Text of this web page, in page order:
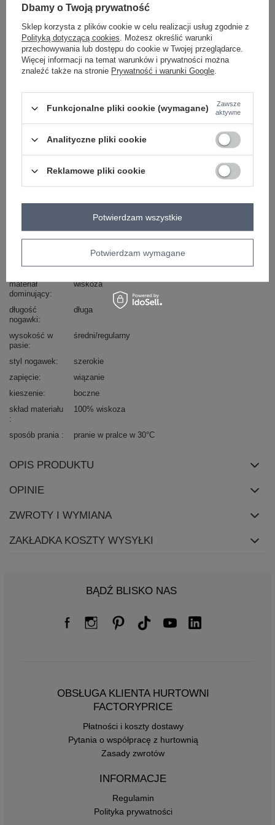
różowy
ZALOGUJ SIĘ I ZOBACZ CENĘ
Masz pytanie? Chętnie pomożemy.
Zadzwoń+48 601 547 740 Zadaj pytanie
skład materiału : 100% wiskoza
sposób prania : pranie w pralce w 30°C
okazja
codzienne
dominujący
gładki
materiał
dominujący
wiskoza
długość
nogawki
długa
wysokość w
pasie
średni/regularny
styl nogawek
szerokie
zapięcie
wiązanie
kieszenie
boczne
skład materiału
100% wiskoza
sposób prania pranie w pralce w 30°C
OPIS PRODUKTU
OPINIE
ZWROTY I WYMIANA
ZAKŁADKA KOSZTY WYSYŁKI
BĄDŹ BLISKO NAS
OBSŁUGA KLIENTA HURTOWNI
FACTORYPRICE
Płatności i koszty dostawy
Pytania o współpracę z hurtownią
Zasady zwrotów
INFORMACJE
Regulamin
Polityka prywatności
Dbamy o Twoją prywatność
Sklep korzysta z plików cookie w celu realizacji usług zgodnie z
Polityką dotyczącą cookies. Możesz określić warunki
przechowywania lub dostępu do cookie w Twojej przeglądarce.
Więcej informacji na temat warunków i prywatności można
znaleźć także na stronie Prywatność i warunki Google.
Funkcjonalne pliki cookie (wymagane)
Zawsze
aktywne
Analityczne pliki cookie
Reklamowe pliki cookie
Potwierdzam wymagane
Potwierdzam wszystkie